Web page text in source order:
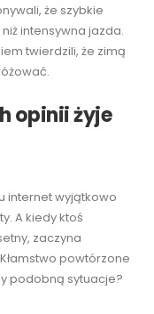
że szybkie
intensywna jazda.
twierdzili, że zimą
opinii żyje
internet wyjątkowo
A kiedy ktoś
zaczyna
powtórzone
podobną sytuacje?